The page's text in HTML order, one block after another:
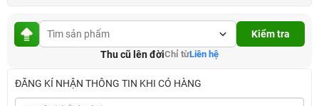
Kiểm tra
Thu cũ lên đờiChỉ từLiên hệ
ĐĂNG KÍ NHẬN THÔNG TIN KHI CÓ HÀNG